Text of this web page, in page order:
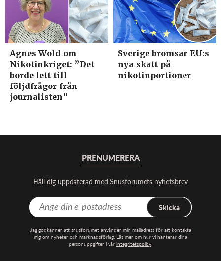
Agnes Wold om
Nikotinkriget: ”Det
borde lett till
följdfrågor från
journalisten”
Sverige bromsar EU:s
nya skatt på
nikotinportioner
PRENUMERERA
Håll dig uppdaterad med Snusforumets nyhetsbrev
Skicka
Jag godkänner att snusforumet använder min mailadress för att kontakta
mig om nyheter och marknadsföring. Läs mer om hur vi hanterar dina
personuppgifter i vår integritetspolicy.